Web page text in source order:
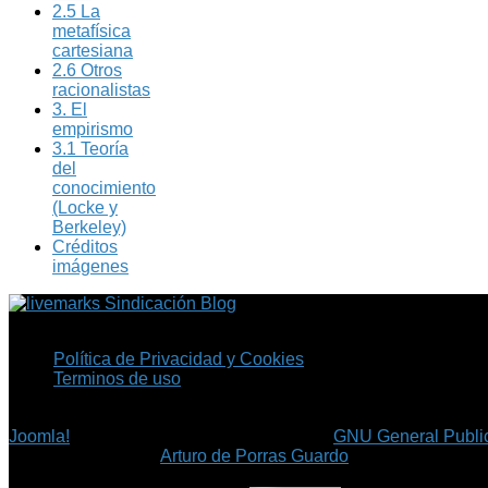
2.5 La
metafísica
cartesiana
2.6 Otros
racionalistas
3. El
empirismo
3.1 Teoría
del
conocimiento
(Locke y
Berkeley)
Créditos
imágenes
Sindicación Blog
Política de Privacidad y Cookies
Terminos de uso
Joomla!
GNU General
©Arturo de Porras Guardo